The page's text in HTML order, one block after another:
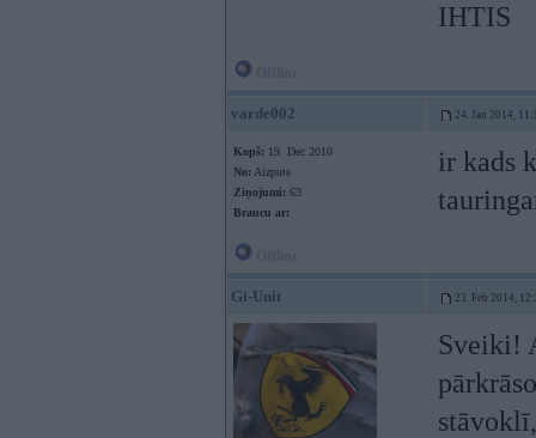
IHTIS
varde002 24. Jan 2014,
Kopš: 19. Dec 2010
No: Aizpute
Ziņojumi: 63
Braucu ar:
ir kads
Gi-Unit 23. Feb 2014,
Sveiki!